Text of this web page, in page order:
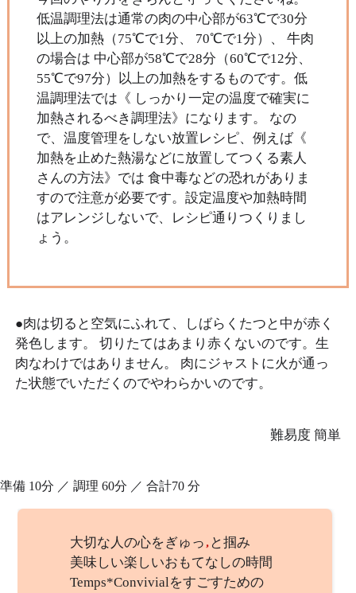
低温調理法は通常の肉の中心部が63℃で30分
以上の加熱（75℃で1分、 70℃で1分）、 牛肉
の場合は 中心部が58℃で28分（60℃で12分、
55℃で97分）以上の加熱をするものです。低
温調理法では《 しっかり一定の温度で確実に
加熱されるべき調理法》になります。 なの
で、温度管理をしない放置レシピ、例えば《
加熱を止めた熱湯などに放置してつくる素人
さんの方法》では 食中毒などの恐れがありま
すので注意が必要です。設定温度や加熱時間
はアレンジしないで、レシピ通りつくりまし
ょう。
●肉は切ると空気にふれて、しばらくたつと中が赤く
発色します。 切りたてはあまり赤くないのです。生
肉なわけではありません。 肉にジャストに火が通っ
た状態でいただくのでやわらかいのです。
難易度簡単
準備 10分 ／ 調理 60分 ／ 合計70 分
大切な人の心をぎゅっ と掴み
美味しい楽しいおもてなしの時間
Temps*Convivialをすごすための